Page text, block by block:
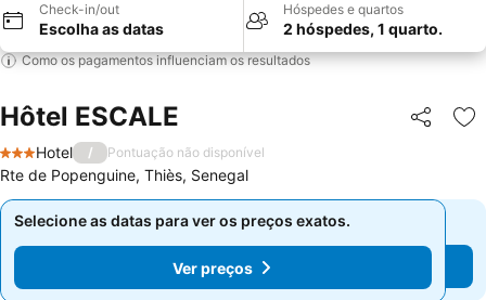
Check-in/out
Escolha as datas
Hóspedes e quartos
2 hóspedes, 1 quarto.
Como os pagamentos influenciam os resultados
Hôtel ESCALE Partilhar
3 Estrelas
Hotel / Pontuação não disponível
Rte de Popenguine, Thiès, Senegal
Selecione as datas para ver os preços exatos.
Ver preços
Selecione as datas para ver os preços exatos.
Ver preços